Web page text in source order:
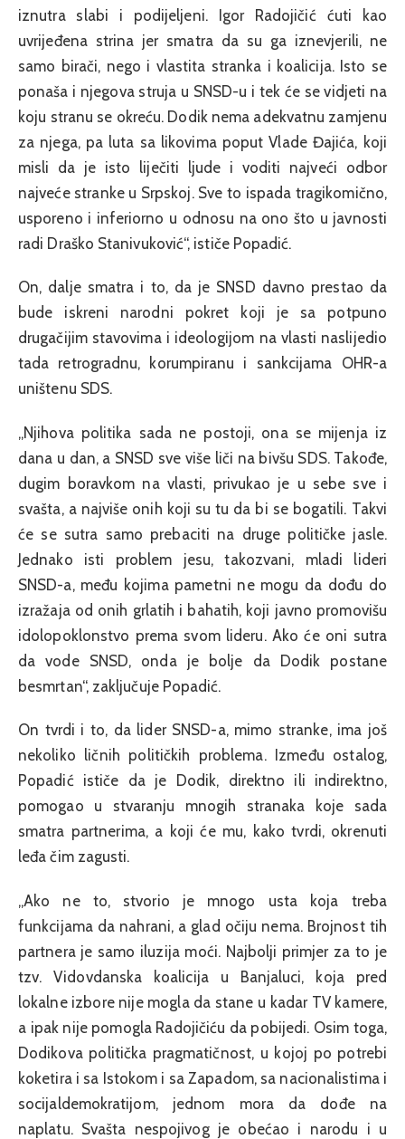
iznutra slabi i podijeljeni. Igor Radojičić ćuti kao
uvrijeđena strina jer smatra da su ga iznevjerili, ne
samo birači, nego i vlastita stranka i koalicija. Isto se
ponaša i njegova struja u SNSD-u i tek će se vidjeti na
koju stranu se okreću. Dodik nema adekvatnu zamjenu
za njega, pa luta sa likovima poput Vlade Đajića, koji
misli da je isto liječiti ljude i voditi najveći odbor
najveće stranke u Srpskoj. Sve to ispada tragikomično,
usporeno i inferiorno u odnosu na ono što u javnosti
radi Draško Stanivuković“, ističe Popadić.
On, dalje smatra i to, da je SNSD davno prestao da
bude iskreni narodni pokret koji je sa potpuno
drugačijim stavovima i ideologijom na vlasti naslijedio
tada retrogradnu, korumpiranu i sankcijama OHR-a
uništenu SDS.
„Njihova politika sada ne postoji, ona se mijenja iz
dana u dan, a SNSD sve više liči na bivšu SDS. Takođe,
dugim boravkom na vlasti, privukao je u sebe sve i
svašta, a najviše onih koji su tu da bi se bogatili. Takvi
će se sutra samo prebaciti na druge političke jasle.
Jednako isti problem jesu, takozvani, mladi lideri
SNSD-a, među kojima pametni ne mogu da dođu do
izražaja od onih grlatih i bahatih, koji javno promovišu
idolopoklonstvo prema svom lideru. Ako će oni sutra
da vode SNSD, onda je bolje da Dodik postane
besmrtan“, zaključuje Popadić.
On tvrdi i to, da lider SNSD-a, mimo stranke, ima još
nekoliko ličnih političkih problema. Između ostalog,
Popadić ističe da je Dodik, direktno ili indirektno,
pomogao u stvaranju mnogih stranaka koje sada
smatra partnerima, a koji će mu, kako tvrdi, okrenuti
leđa čim zagusti.
„Ako ne to, stvorio je mnogo usta koja treba
funkcijama da nahrani, a glad očiju nema. Brojnost tih
partnera je samo iluzija moći. Najbolji primjer za to je
tzv. Vidovdanska koalicija u Banjaluci, koja pred
lokalne izbore nije mogla da stane u kadar TV kamere,
a ipak nije pomogla Radojičiću da pobijedi. Osim toga,
Dodikova politička pragmatičnost, u kojoj po potrebi
koketira i sa Istokom i sa Zapadom, sa nacionalistima i
socijaldemokratijom, jednom mora da dođe na
naplatu. Svašta nespojivog je obećao i narodu i u